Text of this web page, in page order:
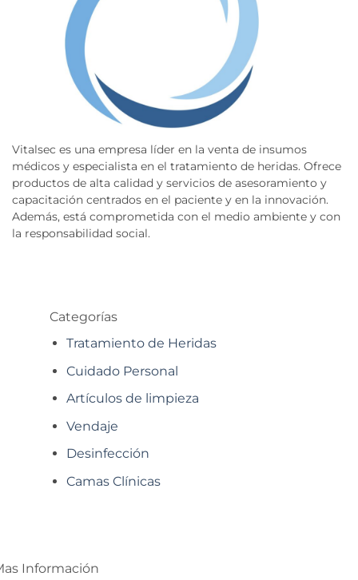
Vitalsec es una empresa líder en la venta de insumos
médicos y especialista en el tratamiento de heridas. Ofrece
productos de alta calidad y servicios de asesoramiento y
capacitación centrados en el paciente y en la innovación.
Además, está comprometida con el medio ambiente y con
la responsabilidad social.
Categorías
Tratamiento de Heridas
Cuidado Personal
Artículos de limpieza
Vendaje
Desinfección
Camas Clínicas
Información